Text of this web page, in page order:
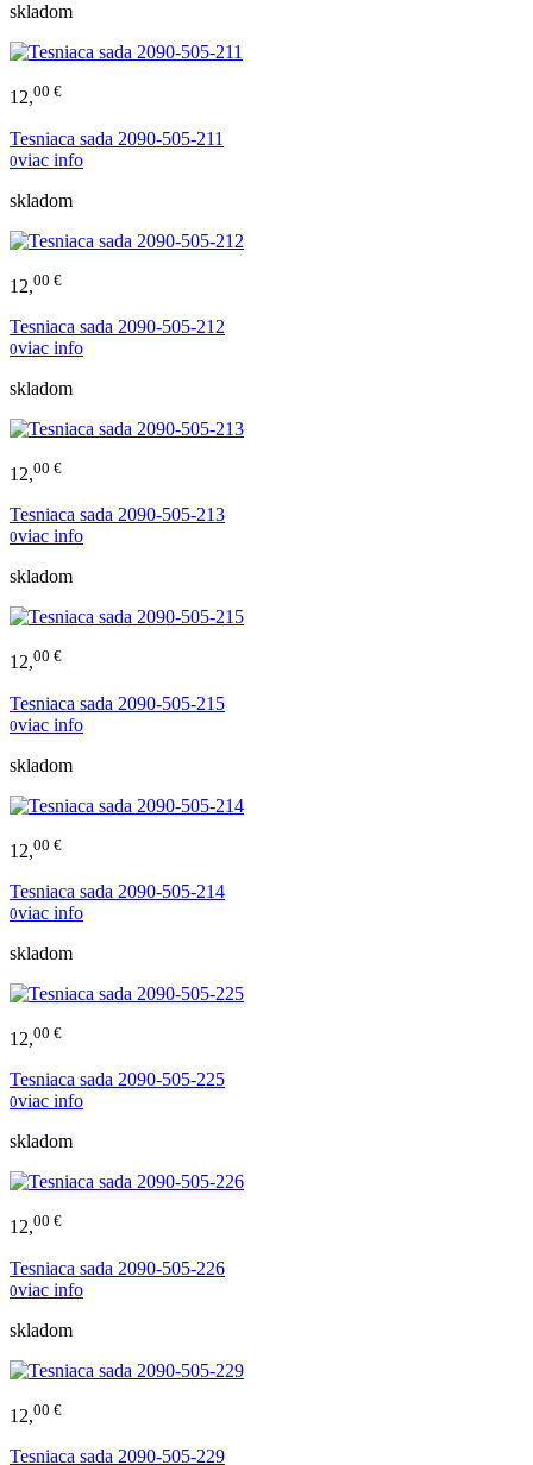
skladom
12,00 €
Tesniaca sada 2090-505-211
0viac info
skladom
12,00 €
Tesniaca sada 2090-505-212
0viac info
skladom
12,00 €
Tesniaca sada 2090-505-213
0viac info
skladom
12,00 €
Tesniaca sada 2090-505-215
0viac info
skladom
12,00 €
Tesniaca sada 2090-505-214
0viac info
skladom
12,00 €
Tesniaca sada 2090-505-225
0viac info
skladom
12,00 €
Tesniaca sada 2090-505-226
0viac info
skladom
12,00 €
Tesniaca sada 2090-505-229